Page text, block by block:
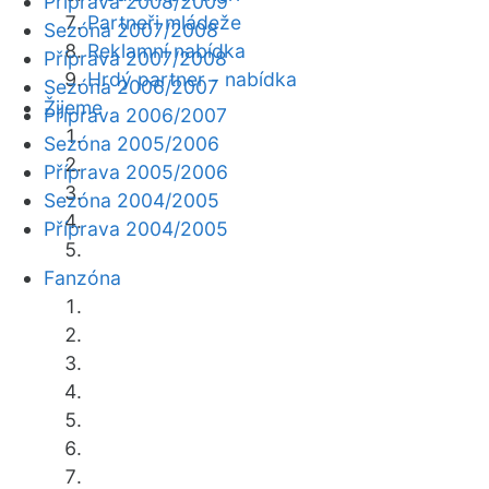
Partneři mládeže
Reklamní nabídka
Hrdý partner - nabídka
Žijeme
Fanzóna
Sezóna 2007/2008
Příprava 2007/2008
Sezóna 2006/2007
Příprava 2006/2007
Sezóna 2005/2006
Příprava 2005/2006
Sezóna 2004/2005
Příprava 2004/2005